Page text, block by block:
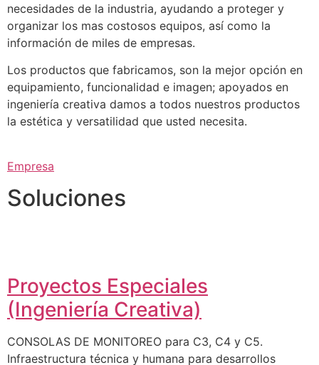
necesidades de la industria, ayudando a proteger y
organizar los mas costosos equipos, así como la
información de miles de empresas.
Los productos que fabricamos, son la mejor opción en
equipamiento, funcionalidad e imagen; apoyados en
ingeniería creativa damos a todos nuestros productos
la estética y versatilidad que usted necesita.
Empresa
Soluciones
Proyectos Especiales
(Ingeniería Creativa)
CONSOLAS DE MONITOREO para C3, C4 y C5.
Infraestructura técnica y humana para desarrollos